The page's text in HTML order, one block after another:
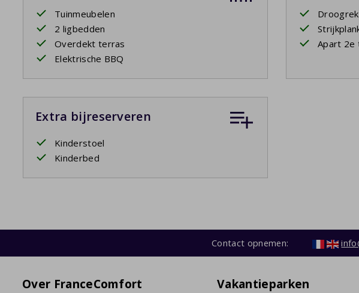
Tuinmeubelen
2 ligbedden
Overdekt terras
Elektrische BBQ
Droogrek
Apart 2e
Extra bijreserveren
Kinderstoel
Kinderbed
Contact opnemen:
Over FranceComfort Vakantieparken